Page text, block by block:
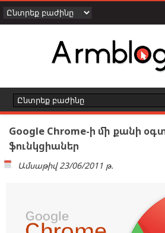
Google Chrome-ի մի քանի
ֆունկցիաներ
Ամսաթիվ 23/06/2011 թ.